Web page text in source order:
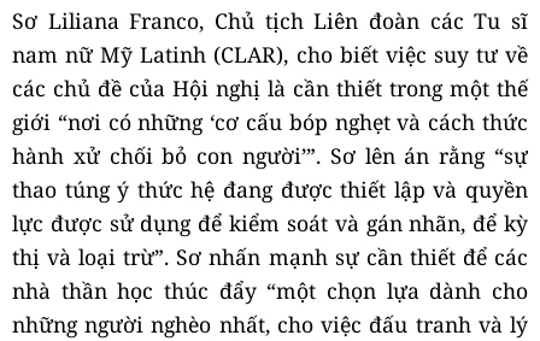
Sơ Liliana Franco, Chủ tịch Liên đoàn các Tu sĩ
nam nữ Mỹ Latinh (CLAR), cho biết việc suy tư về
các chủ đề của Hội nghị là cần thiết trong một thế
giới “nơi có những ‘cơ cấu bóp nghẹt và cách thức
hành xử chối bỏ con người’”. Sơ lên án rằng “sự
thao túng ý thức hệ đang được thiết lập và quyền
lực được sử dụng để kiểm soát và gán nhãn, để kỳ
thị và loại trừ”. Sơ nhấn mạnh sự cần thiết để các
nhà thần học thúc đẩy “một chọn lựa dành cho
những người nghèo nhất, cho việc đấu tranh và lý